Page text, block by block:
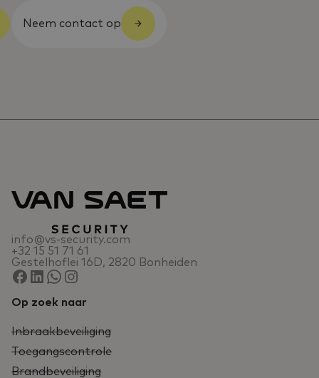
Neem contact op
info@vs-security.com
+32 15 51 71 61
Gestelhoflei 16D, 2820 Bonheiden
Op zoek naar
Inbraakbeveiliging
Toegangscontrole
Brandbeveiliging